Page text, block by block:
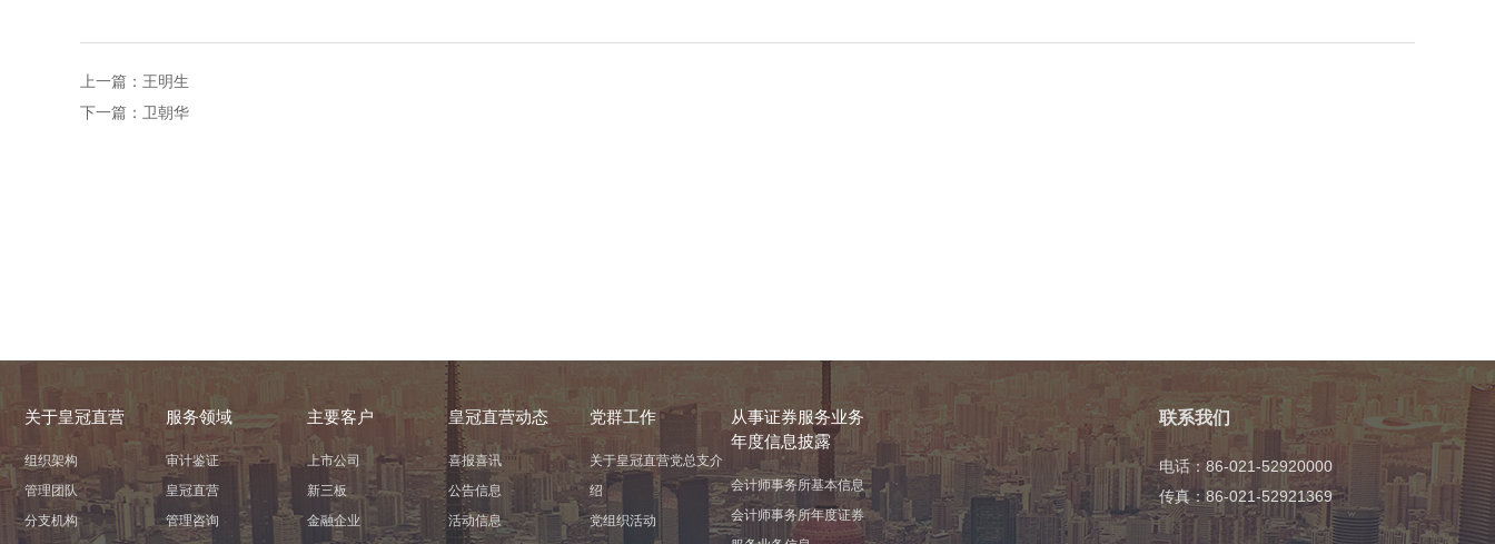
上一篇： 王明生
下一篇： 卫朝华
关于皇冠直营
组织架构
管理团队
分支机构
服务领域
审计鉴证
皇冠直营
管理咨询
主要客户
上市公司
新三板
金融企业
皇冠直营动态
喜报喜讯
公告信息
活动信息
党群工作
关于皇冠直营党总支介
绍
党组织活动
从事证券服务业务
年度信息披露
会计师事务所基本信息
会计师事务所年度证券
联系我们
电话：86-021-52920000
传真：86-021-52921369